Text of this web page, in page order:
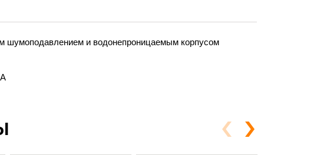
шумоподавлением и водонепроницаемым корпусом